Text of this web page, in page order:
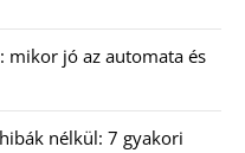
mikor jó az automata és
nélkül: 7 gyakori